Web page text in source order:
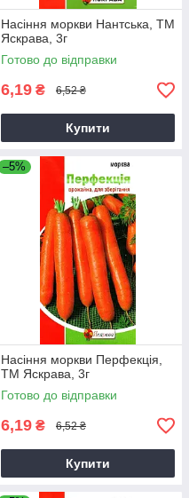
Насіння моркви Нантська, ТМ
Яскрава, 3г
Готово до відправки
6,19 ₴ 6,52 ₴
Купити
–5%
Насіння моркви Перфекцiя,
ТМ Яскрава, 3г
Готово до відправки
6,19 ₴ 6,52 ₴
Купити